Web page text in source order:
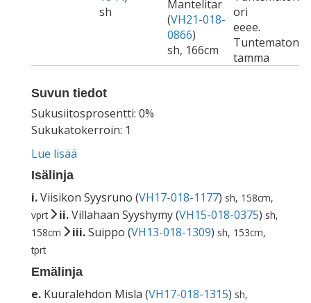
sh
Mantelitar
(VH21-018-
0866)
sh, 166cm
ori
eeee.
Tuntematon
tamma
Suvun tiedot
Sukusiitosprosentti: 0%
Sukukatokerroin: 1
Lue lisää
Isälinja
i.Viisikon Syysruno (VH17-018-1177) sh, 158cm,
vprt
ii.Villahaan Syyshymy (VH15-018-0375) sh,
158cm
iii.Suippo (VH13-018-1309) sh, 153cm,
tprt
Emälinja
e. Kuuralehdon Misla (VH17-018-1315) sh,